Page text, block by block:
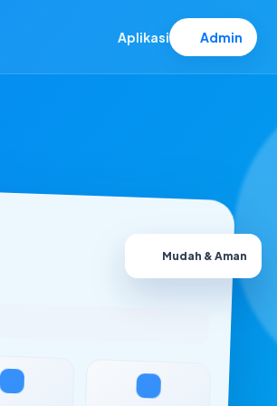
Aplikasi Admin
Mudah & Aman